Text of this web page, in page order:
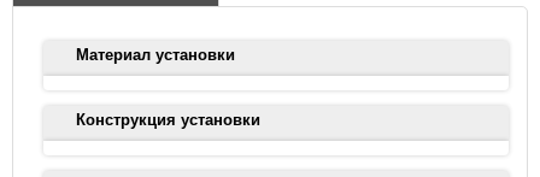
effects of cognitive enhancers. 2011. Pharmacol Biochem
Behav. 99(2):146-54. doi: 10.1016/j.pbb.2011.02.008.
Материал установки
цвета. Все поверхности, обращенные к животному –
Конструкция установки